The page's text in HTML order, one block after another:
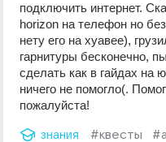
подключить интернет.
horizon на телефон но
нету его на хуавее),
гарнитуры бесконечно,
сделать как в гайдах на
ничего не помогло(.
пожалуйста!
знания #квесты